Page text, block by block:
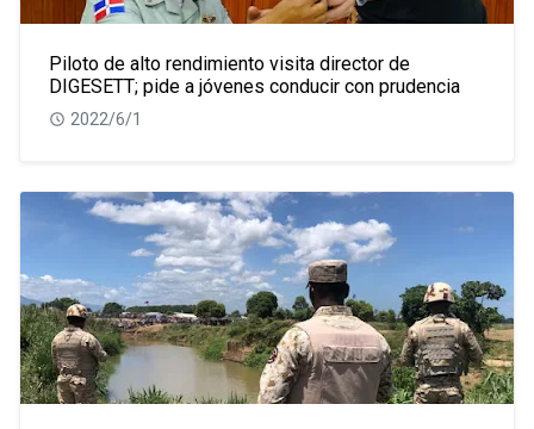
Piloto de alto rendimiento visita director de
DIGESETT; pide a jóvenes conducir con prudencia
2022/6/1